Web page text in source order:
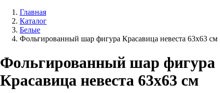
Главная
Каталог
Белые
Фольгированный шар фигура Красавица невеста 63х63 см
Фольгированный шар фигура
Красавица невеста 63х63 см